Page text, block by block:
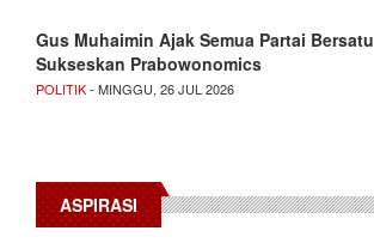
Gus Muhaimin Ajak Semua Partai Bersatu
Sukseskan Prabowonomics
POLITIK- MINGGU, 26 JUL 2026
ASPIRASI